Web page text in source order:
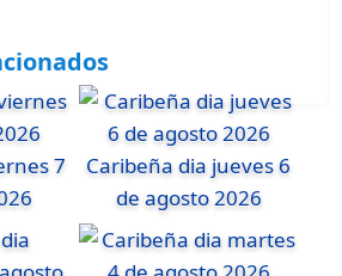
7
Caribeña dia jueves 6
de agosto 2026